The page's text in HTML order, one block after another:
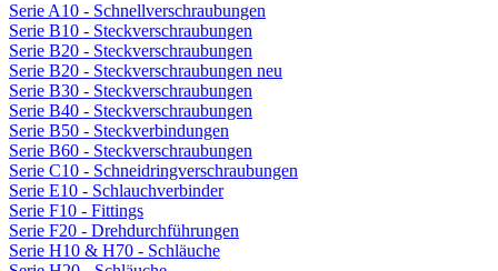
Serie A10 - Schnellverschraubungen
Serie B10 - Steckverschraubungen
Serie B20 - Steckverschraubungen
Serie B20 - Steckverschraubungen neu
Serie B30 - Steckverschraubungen
Serie B40 - Steckverschraubungen
Serie B50 - Steckverbindungen
Serie B60 - Steckverschraubungen
Serie C10 - Schneidringverschraubungen
Serie E10 - Schlauchverbinder
Serie F10 - Fittings
Serie F20 - Drehdurchführungen
Serie H10 & H70 - Schläuche